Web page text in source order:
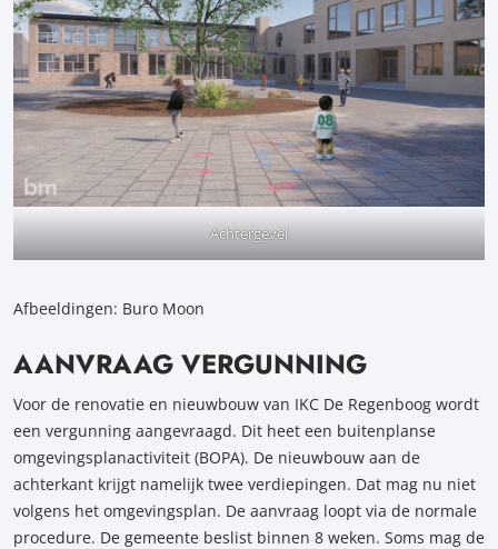
Achtergevel
Afbeeldingen: Buro Moon
AANVRAAG VERGUNNING
Voor de renovatie en nieuwbouw van IKC De Regenboog wordt
een vergunning aangevraagd. Dit heet een buitenplanse
omgevingsplanactiviteit (BOPA). De nieuwbouw aan de
achterkant krijgt namelijk twee verdiepingen. Dat mag nu niet
volgens het omgevingsplan. De aanvraag loopt via de normale
procedure. De gemeente beslist binnen 8 weken. Soms mag de